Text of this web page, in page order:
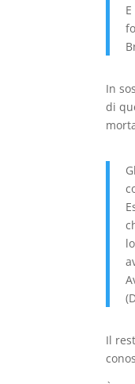
In
di
Il